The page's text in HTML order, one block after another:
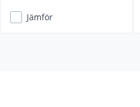
Jämför